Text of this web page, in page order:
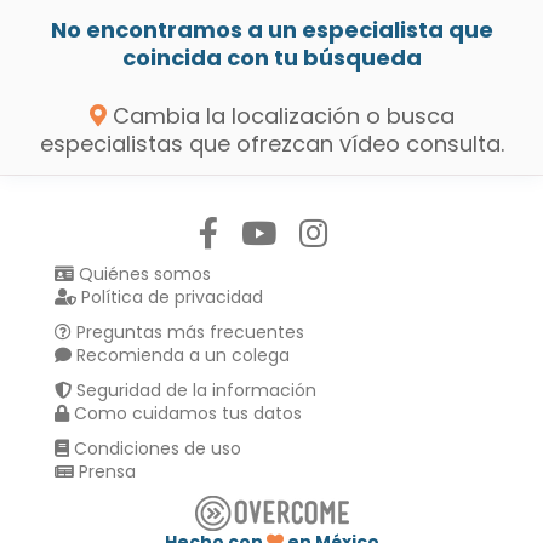
No encontramos a un especialista que
coincida con tu búsqueda
Cambia la localización o busca
especialistas que ofrezcan vídeo consulta.
Quiénes somos
Política de privacidad
Preguntas más frecuentes
Recomienda a un colega
Seguridad de la información
Como cuidamos tus datos
Condiciones de uso
Prensa